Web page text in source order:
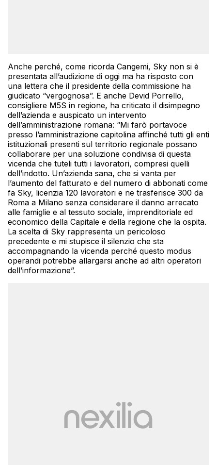
Anche perché, come ricorda Cangemi, Sky non si è
presentata all’audizione di oggi ma ha risposto con
una lettera che il presidente della commissione ha
giudicato “vergognosa”. E anche Devid Porrello,
consigliere M5S in regione, ha criticato il disimpegno
dell’azienda e auspicato un intervento
dell’amministrazione romana: “Mi farò portavoce
presso l’amministrazione capitolina affinché tutti gli enti
istituzionali presenti sul territorio regionale possano
collaborare per una soluzione condivisa di questa
vicenda che tuteli tutti i lavoratori, compresi quelli
dell’indotto. Un’azienda sana, che si vanta per
l’aumento del fatturato e del numero di abbonati come
fa Sky, licenzia 120 lavoratori e ne trasferisce 300 da
Roma a Milano senza considerare il danno arrecato
alle famiglie e al tessuto sociale, imprenditoriale ed
economico della Capitale e della regione che la ospita.
La scelta di Sky rappresenta un pericoloso
precedente e mi stupisce il silenzio che sta
accompagnando la vicenda perché questo modus
operandi potrebbe allargarsi anche ad altri operatori
dell’informazione”.